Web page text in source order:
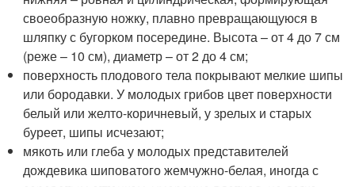
своеобразную ножку, плавно превращающуюся в
шляпку с бугорком посередине. Высота – от 4 до 7 см
(реже – 10 см), диаметр – от 2 до 4 см;
поверхность плодового тела покрывают мелкие шипы
или бородавки. У молодых грибов цвет поверхности
белый или желто-коричневый, у зрелых и старых
буреет, шипы исчезают;
мякоть или глеба у молодых представителей
дождевика шиповатого жемчужно-белая, иногда с